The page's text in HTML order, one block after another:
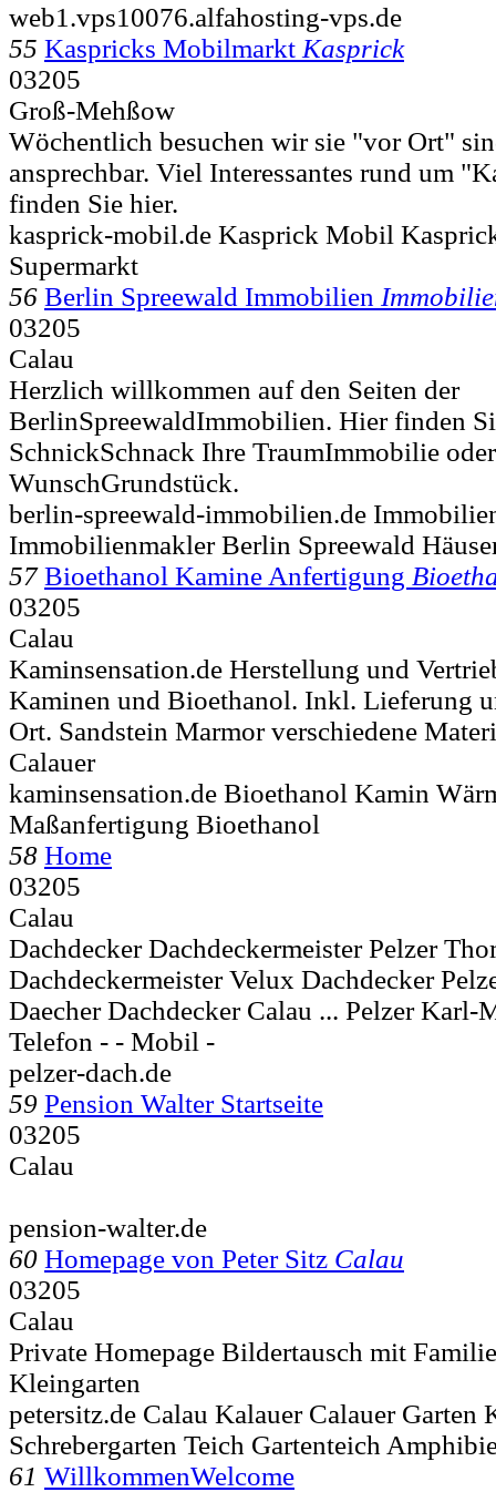
web1.vps10076.alfahosting-vps.de
55 Kaspricks Mobilmarkt Kasprick
03205
Groß-Mehßow
Wöchentlich besuchen wir sie "vor Ort"
ansprechbar. Viel Interessantes rund um
finden Sie hier.
kasprick-mobil.de Kasprick Mobil
Supermarkt
56 Berlin Spreewald Immobilien
03205
Calau
Herzlich willkommen auf den Seiten der
BerlinSpreewaldImmobilien. Hier finden
SchnickSchnack Ihre TraumImmobilie
WunschGrundstück.
berlin-spreewald-immobilien.de
Immobilienmakler Berlin Spreewald
57 Bioethanol Kamine Anfertigung
03205
Calau
Kaminsensation.de Herstellung und
Kaminen und Bioethanol. Inkl. Lieferung
Ort. Sandstein Marmor verschiedene
Calauer
kaminsensation.de Bioethanol Kamin
Maßanfertigung Bioethanol
58 Home
03205
Calau
Dachdecker Dachdeckermeister Pelzer
Dachdeckermeister Velux Dachdecker
Daecher Dachdecker Calau ... Pelzer Karl-
Telefon - - Mobil -
pelzer-dach.de
59 Pension Walter Startseite
03205
Calau
pension-walter.de
60 Homepage von Peter Sitz Calau
03205
Calau
Private Homepage Bildertausch mit
Kleingarten
petersitz.de Calau Kalauer Calauer Garten
Schrebergarten Teich Gartenteich
61 WillkommenWelcome